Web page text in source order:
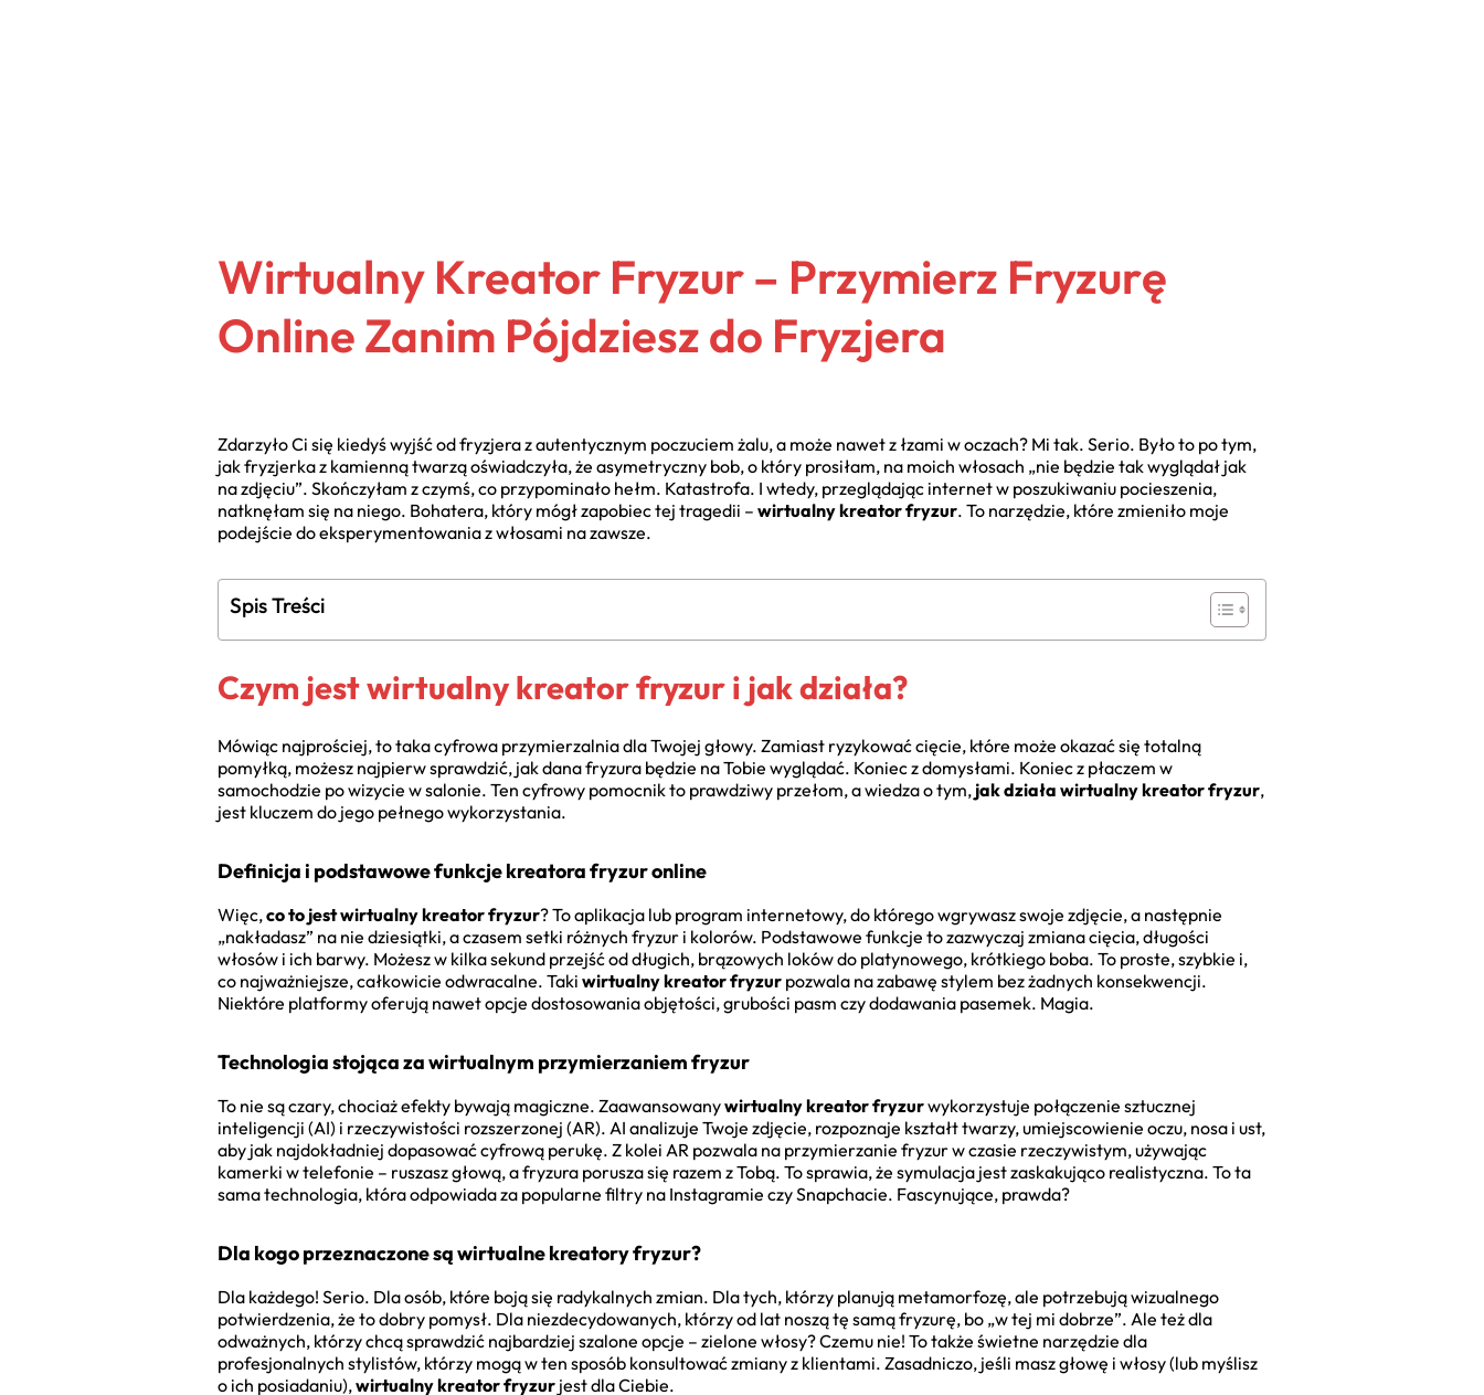
Wirtualny Kreator Fryzur – Przymierz Fryzurę
Online Zanim Pójdziesz do Fryzjera
Zdarzyło Ci się kiedyś wyjść od fryzjera z autentycznym poczuciem żalu, a może nawet z łzami w oczach? Mi tak. Serio. Było to po tym,
jak fryzjerka z kamienną twarzą oświadczyła, że asymetryczny bob, o który prosiłam, na moich włosach „nie będzie tak wyglądał jak
na zdjęciu”. Skończyłam z czymś, co przypominało hełm. Katastrofa. I wtedy, przeglądając internet w poszukiwaniu pocieszenia,
natknęłam się na niego. Bohatera, który mógł zapobiec tej tragedii – wirtualny kreator fryzur. To narzędzie, które zmieniło moje
podejście do eksperymentowania z włosami na zawsze.
Spis Treści
Czym jest wirtualny kreator fryzur i jak działa?
Mówiąc najprościej, to taka cyfrowa przymierzalnia dla Twojej głowy. Zamiast ryzykować cięcie, które może okazać się totalną
pomyłką, możesz najpierw sprawdzić, jak dana fryzura będzie na Tobie wyglądać. Koniec z domysłami. Koniec z płaczem w
samochodzie po wizycie w salonie. Ten cyfrowy pomocnik to prawdziwy przełom, a wiedza o tym, jak działa wirtualny kreator fryzur,
jest kluczem do jego pełnego wykorzystania.
Definicja i podstawowe funkcje kreatora fryzur online
Więc,co to jest wirtualny kreator fryzur? To aplikacja lub program internetowy, do którego wgrywasz swoje zdjęcie, a następnie
„nakładasz” na nie dziesiątki, a czasem setki różnych fryzur i kolorów. Podstawowe funkcje to zazwyczaj zmiana cięcia, długości
włosów i ich barwy. Możesz w kilka sekund przejść od długich, brązowych loków do platynowego, krótkiego boba. To proste, szybkie i,
co najważniejsze, całkowicie odwracalne. Taki wirtualny kreator fryzur pozwala na zabawę stylem bez żadnych konsekwencji.
Niektóre platformy oferują nawet opcje dostosowania objętości, grubości pasm czy dodawania pasemek. Magia.
Technologia stojąca za wirtualnym przymierzaniem fryzur
To nie są czary, chociaż efekty bywają magiczne. Zaawansowanywirtualny kreator fryzurwykorzystuje połączenie sztucznej
inteligencji (AI) i rzeczywistości rozszerzonej (AR). AI analizuje Twoje zdjęcie, rozpoznaje kształt twarzy, umiejscowienie oczu, nosa i ust,
aby jak najdokładniej dopasować cyfrową perukę. Z kolei AR pozwala na przymierzanie fryzur w czasie rzeczywistym, używając
kamerki w telefonie – ruszasz głową, a fryzura porusza się razem z Tobą. To sprawia, że symulacja jest zaskakująco realistyczna. To ta
sama technologia, która odpowiada za popularne filtry na Instagramie czy Snapchacie. Fascynujące, prawda?
Dla kogo przeznaczone są wirtualne kreatory fryzur?
Dla każdego! Serio. Dla osób, które boją się radykalnych zmian. Dla tych, którzy planują metamorfozę, ale potrzebują wizualnego
potwierdzenia, że to dobry pomysł. Dla niezdecydowanych, którzy od lat noszą tę samą fryzurę, bo „w tej mi dobrze”. Ale też dla
odważnych, którzy chcą sprawdzić najbardziej szalone opcje – zielone włosy? Czemu nie! To także świetne narzędzie dla
profesjonalnych stylistów, którzy mogą w ten sposób konsultować zmiany z klientami. Zasadniczo, jeśli masz głowę i włosy (lub myślisz
o ich posiadaniu),wirtualny kreator fryzur jest dla Ciebie.